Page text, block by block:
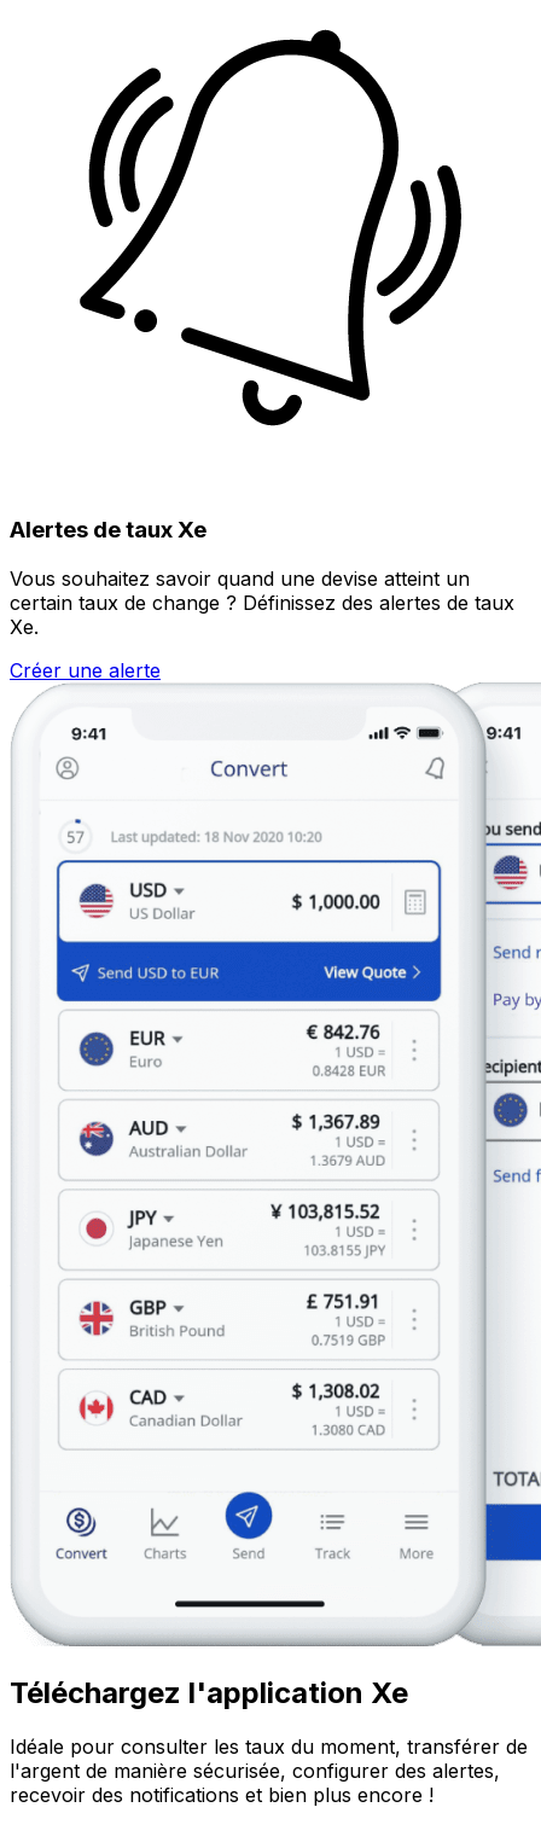
Alertes de taux Xe
Vous souhaitez savoir quand une devise atteint un
certain taux de change ? Définissez des alertes de taux
Xe.
Créer une alerte
Téléchargez l'application Xe
Idéale pour consulter les taux du moment, transférer de
l'argent de manière sécurisée, configurer des alertes,
recevoir des notifications et bien plus encore !